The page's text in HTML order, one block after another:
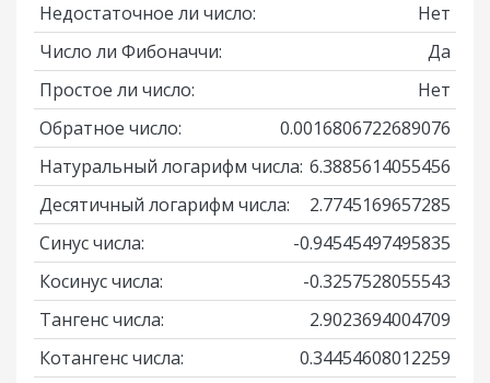
Недостаточное ли число:
Нет
Число ли Фибоначчи:
Да
Простое ли число:
Нет
Обратное число:
0.0016806722689076
Натуральный логарифм числа: 6.3885614055456
Десятичный логарифм числа:
2.7745169657285
Синус числа:
-0.94545497495835
Косинус числа:
-0.3257528055543
Тангенс числа:
2.9023694004709
Котангенс числа:
0.34454608012259